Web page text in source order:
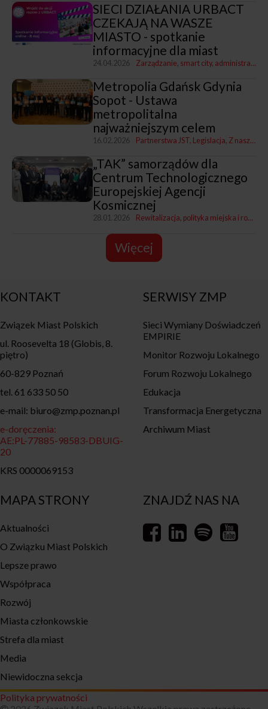
SIECI DZIAŁANIA URBACT
CZEKAJĄ NA WASZE
MIASTO - spotkanie
informacyjne dla miast
24.04.2026 Zarządzanie, smart city, administracja
Metropolia Gdańsk Gdynia
Sopot - Ustawa
metropolitalna
najważniejszym celem
16.02.2026 Partnerstwa JST Legislacja Z naszych miast
„TAK” samorządów dla
Centrum Technologicznego
Europejskiej Agencji
Kosmicznej
28.01.2026 Rewitalizacja, polityka miejska i rozwój
Więcej
MAPA STRONY
Aktualności
O Związku Miast Polskich
Lepsze prawo
Współpraca
Rozwój
Miasta członkowskie
Strefa dla miast
Media
Niewidoczna sekcja
KONTAKT
Związek Miast Polskich
ul. Roosevelta 18 (Globis, 8.
piętro)
60-829 Poznań
tel. 61 633 50 50
e-mail: biuro@zmp.poznan.pl
e-doręczenia:
AE:PL-77885-98583-DBUIG-
20
KRS 0000069153
SERWISY ZMP
Sieci Wymiany Doświadczeń
EMPIRIE
Monitor Rozwoju Lokalnego
Forum Rozwoju Lokalnego
Edukacja
Transformacja Energetyczna
Archiwum Miast
ZNAJDŹ NAS NA
Polityka prywatności